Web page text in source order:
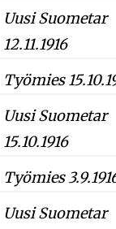
Uusi Suometar
12.11.1916
Työmies
Uusi Suometar
15.10.1916
Työmies
Uusi Suometar